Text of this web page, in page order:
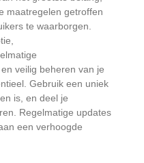
maatregelen getroffen
te waarborgen.
veilig beheren van je
Gebruik een uniek
is, en deel je
Regelmatige updates
een verhoogde